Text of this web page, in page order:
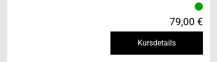
79,00 €
Kursdetails